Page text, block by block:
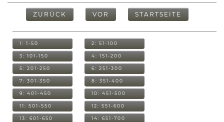
ZURÜCK VOR STARTSEITE
1: 1-50 2: 51-100
3: 101-150 4: 151-200
5: 201-250 6: 251-300
7: 301-350 8: 351-400
9: 401-450 10: 451-500
11: 501-550 12: 551-600
13: 601-650 14: 651-700